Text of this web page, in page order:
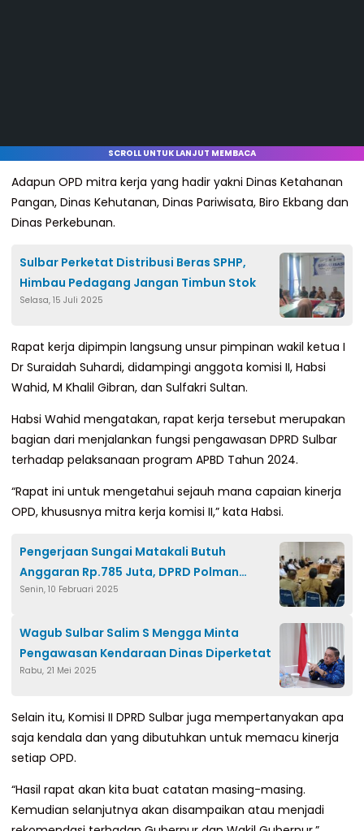
SCROLL UNTUK LANJUT MEMBACA
Adapun OPD mitra kerja yang hadir yakni Dinas Ketahanan
Pangan, Dinas Kehutanan, Dinas Pariwisata, Biro Ekbang dan
Dinas Perkebunan.
Sulbar Perketat Distribusi Beras SPHP,
Himbau Pedagang Jangan Timbun Stok
Selasa, 15 Juli 2025
Rapat kerja dipimpin langsung unsur pimpinan wakil ketua I
Dr Suraidah Suhardi, didampingi anggota komisi II, Habsi
Wahid, M Khalil Gibran, dan Sulfakri Sultan.
Habsi Wahid mengatakan, rapat kerja tersebut merupakan
bagian dari menjalankan fungsi pengawasan DPRD Sulbar
terhadap pelaksanaan program APBD Tahun 2024.
“Rapat ini untuk mengetahui sejauh mana capaian kinerja
OPD, khususnya mitra kerja komisi II,” kata Habsi.
Pengerjaan Sungai Matakali Butuh
Anggaran Rp.785 Juta, DPRD Polman
Segera Bahas di Rapat Banggar
Senin, 10 Februari 2025
Wagub Sulbar Salim S Mengga Minta
Pengawasan Kendaraan Dinas Diperketat
Rabu, 21 Mei 2025
Selain itu, Komisi II DPRD Sulbar juga mempertanyakan apa
saja kendala dan yang dibutuhkan untuk memacu kinerja
setiap OPD.
“Hasil rapat akan kita buat catatan masing-masing.
Kemudian selanjutnya akan disampaikan atau menjadi